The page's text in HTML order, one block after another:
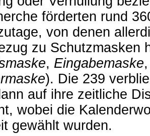
förderten rund
von denen
zu Schutzmasken
, Eingabemaske,
). Die 239
auf ihre zeitliche
wobei die
gewählt wurden.